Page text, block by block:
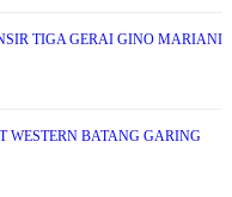
TIGA GERAI GINO MARIANI
WESTERN BATANG GARING